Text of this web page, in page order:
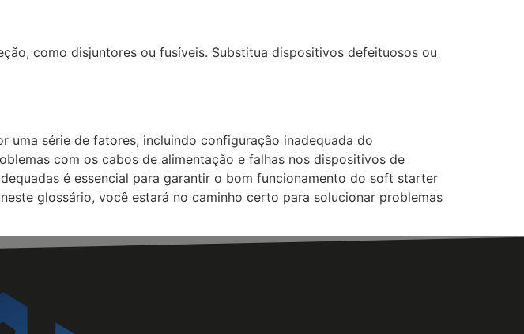
como disjuntores ou fusíveis. Substitua dispositivos defeituosos ou
uma série de fatores, incluindo configuração inadequada do
com os cabos de alimentação e falhas nos dispositivos de
é essencial para garantir o bom funcionamento do soft starter
glossário, você estará no caminho certo para solucionar problemas